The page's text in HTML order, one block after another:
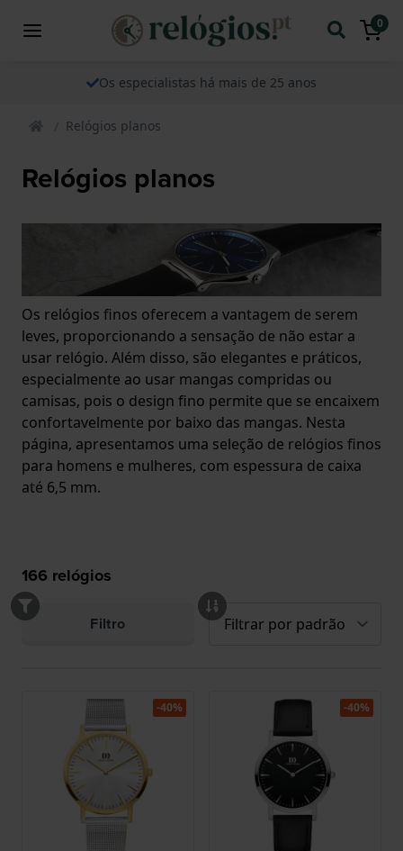
0
Os especialistas há mais de 25 anos
Relógios planos
Relógios planos
Os relógios finos oferecem a vantagem de serem
leves, proporcionando a sensação de não estar a
usar relógio. Além disso, são elegantes e práticos,
especialmente ao usar mangas compridas ou
camisas, pois o design fino permite que se encaixem
confortavelmente por baixo das mangas. Nesta
página, apresentamos uma seleção de relógios finos
para homens e mulheres, com espessura de caixa
até 6,5 mm.​
166 relógios
Filtro
-40% -40%